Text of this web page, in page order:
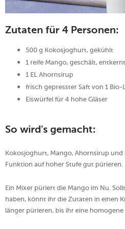
Zutaten für 4 Personen:
500 g Kokosjoghurt, gekühlt
1 reife Mango, geschält,
1 EL Ahornsirup
frisch gepresster Saft von 1
Eiswürfel für 4 hohe Gläser
So wird's gemacht:
Kokosjoghurt, Mango, Ahornsirup
Funktion auf hoher Stufe gut pürieren.
Ein Mixer püriert die Mango im Nu.
haben, könnt ihr die Zutaten in einen
länger pürieren, bis ihr eine homogene